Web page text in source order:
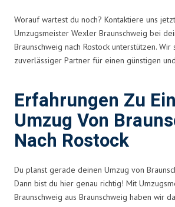
Worauf wartest du noch? Kontaktiere uns
Umzugsmeister Wexler Braunschweig bei
Braunschweig nach Rostock unterstützen. Wir
zuverlässiger Partner für einen günstigen
Erfahrungen Zu
Umzug Von
Nach Rostock
Du planst gerade deinen Umzug von
Dann bist du hier genau richtig! Mit
Braunschweig aus Braunschweig haben wir